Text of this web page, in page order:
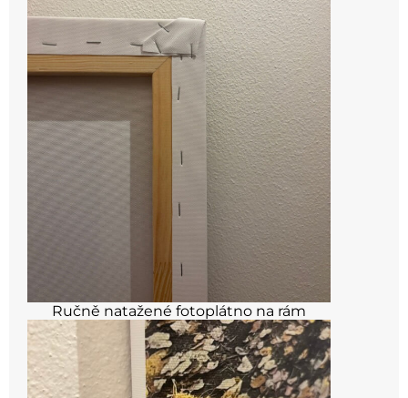
Ručně natažené fotoplátno na rám